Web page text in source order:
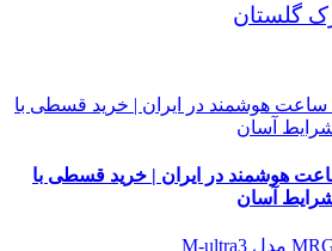
گلستان
هوشمند در ایران | خرید قسطی با
آسان